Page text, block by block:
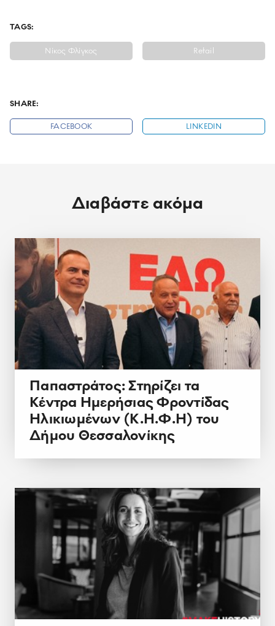
TAGS:
Νίκος Φλίγκος Retail
SHARE:
FACEBOOK LINKEDIN
Διαβάστε ακόμα
Παπαστράτος: Στηρίζει τα
Κέντρα Ημερήσιας Φροντίδας
Ηλικιωμένων (Κ.Η.Φ.Η) του
Δήμου Θεσσαλονίκης